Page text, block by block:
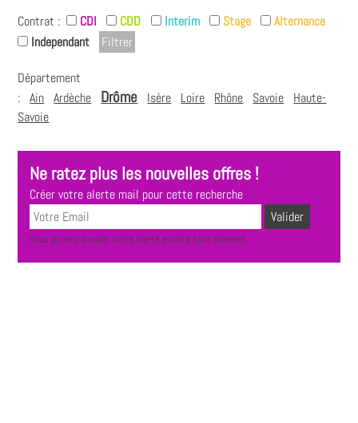
Contrat : CDI CDD Interim Stage
Alternance
Independant
Département
: Ain Ardèche Drôme Isère Loire Rhône Savoie
Haute-
Savoie
Ne ratez plus les nouvelles offres !
Créer votre alerte mail pour cette recherche
Vous pouvez annuler votre alerte email à tout moment.